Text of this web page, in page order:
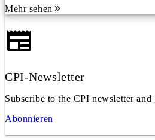
Mehr sehen
CPI-Newsletter
Subscribe to the CPI newsletter
Abonnieren